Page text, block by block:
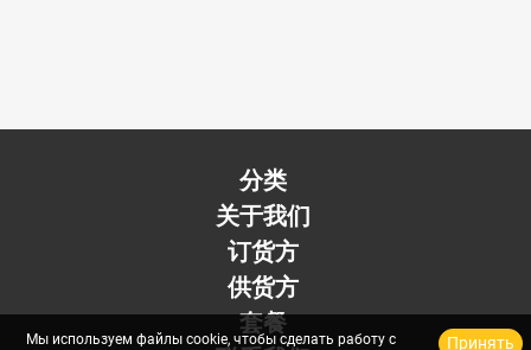
分类
关于我们
订货方
供货方
套餐
Мы используем файлы cookie, чтобы сделать работу с Принять